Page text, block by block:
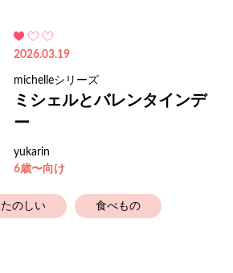
2026.03.19
michelleシリーズ
ミシェルとバレンタインデ
ー
yukarin
6歳〜向け
たのしい 食べもの